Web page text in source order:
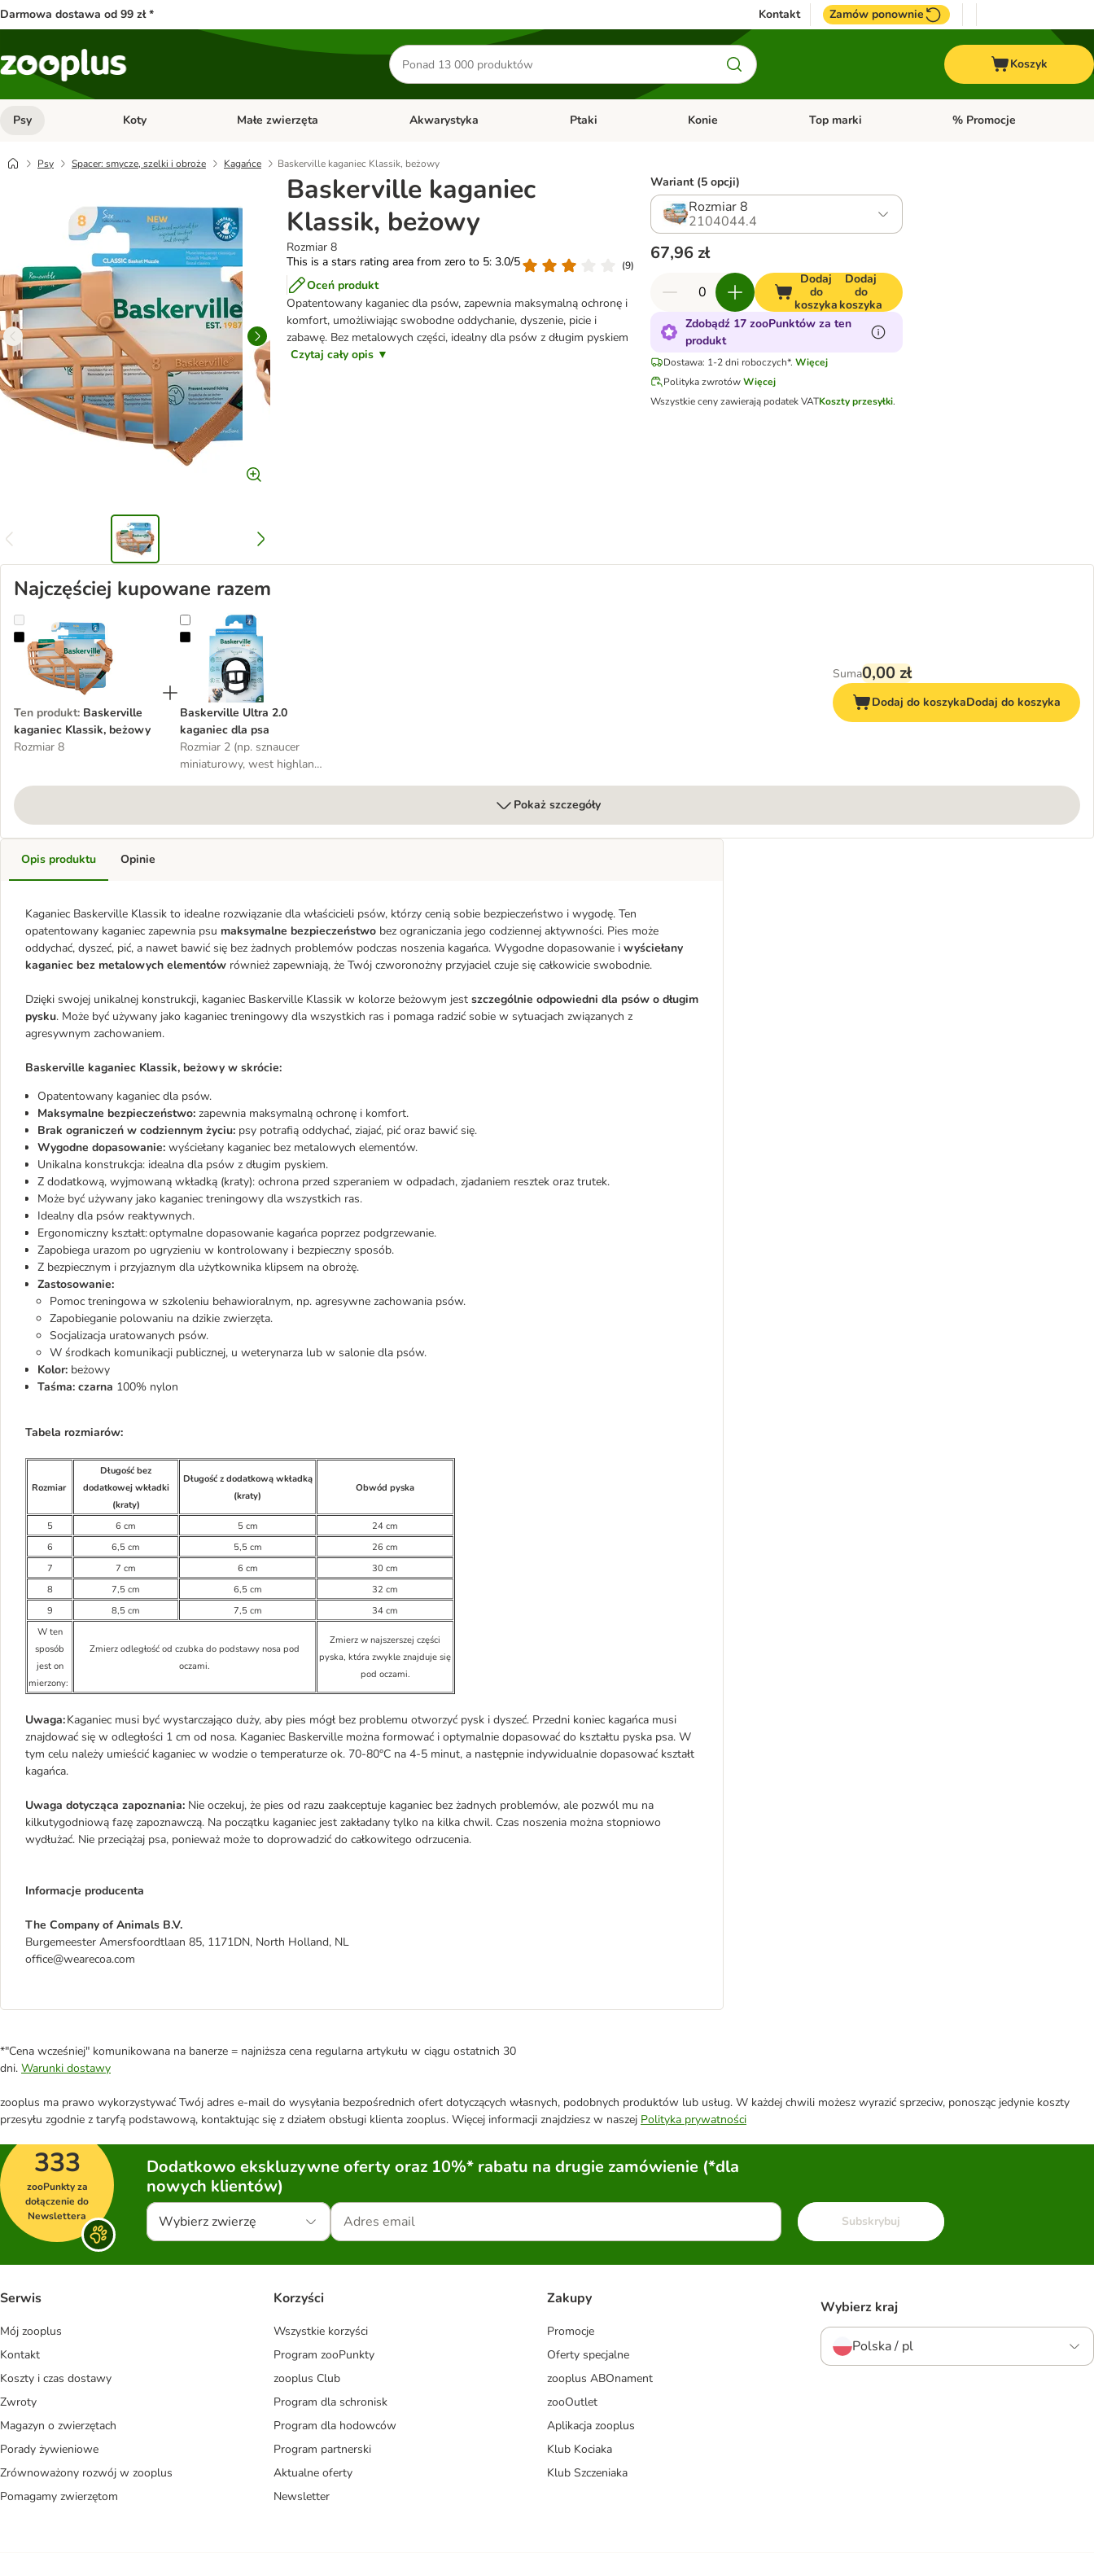
Darmowa dostawa od 99 zł * Kontakt Zamów ponownie
Szukaj
produktów
Koszyk
Psy Otwórz menu kategorii: Psy
Koty Otwórz menu kategorii: Koty
Małe zwierzęta Otwórz menu kategorii: Małe zwierzęta
Akwarystyka Otwórz menu kategorii: Akwarystyka
Ptaki Otwórz menu kategorii: Ptaki
Konie Otwórz menu kategorii: Konie
Top marki Otwórz menu kategorii: Top
% Promocje
Psy Spacer: smycze, szelki i obroże Kagańce Baskerville kaganiec Klassik, beżowy
Baskerville kaganiec
Klassik, beżowy
Rozmiar 8
This is a stars rating area from zero to 5: 3.0/5
(9)
Oceń produkt
Opatentowany kaganiec dla psów, zapewnia maksymalną ochronę i
komfort, umożliwiając swobodne oddychanie, dyszenie, picie i
zabawę. Bez metalowych części, idealny dla psów z długim pyskiem
Czytaj cały opis ▼
Wariant (5 opcji)
Rozmiar 8
2104044.4
67,96 zł
Dodaj
do
koszyka
Dodaj
do
koszyka
Zdobądź 17 zooPunktów za ten
produkt
Dostawa: 1-2 dni roboczych*. Więcej
Polityka zwrotówWięcej
Wszystkie ceny zawierają podatek VATKoszty przesyłki.
Najczęściej kupowane razem
Baskerville kaganiec Klassik, beżowy
Ten produkt: Baskerville
kaganiec Klassik, beżowy
Rozmiar 8
Baskerville Ultra 2.0 kaganiec dla psa
Baskerville Ultra 2.0
kaganiec dla psa
Rozmiar 2 (np. sznaucer
miniaturowy, west highland
Suma0,00 zł
Dodaj do koszykaDodaj do koszyka
Pokaż szczegóły
Opis produktu
Kaganiec Baskerville Klassik to idealne rozwiązanie dla właścicieli psów, którzy cenią sobie bezpieczeństwo i wygodę. Ten
opatentowany kaganiec zapewnia psu maksymalne bezpieczeństwo bez ograniczania jego codziennej aktywności. Pies może
oddychać, dyszeć, pić, a nawet bawić się bez żadnych problemów podczas noszenia kagańca. Wygodne dopasowanie i wyściełany
kaganiec bez metalowych elementów również zapewniają, że Twój czworonożny przyjaciel czuje się całkowicie swobodnie.
Dzięki swojej unikalnej konstrukcji, kaganiec Baskerville Klassik w kolorze beżowym jest szczególnie odpowiedni dla psów o długim
pysku. Może być używany jako kaganiec treningowy dla wszystkich ras i pomaga radzić sobie w sytuacjach związanych z
agresywnym zachowaniem.
Baskerville kaganiec Klassik, beżowy w skrócie:
Opatentowany kaganiec dla psów.
Maksymalne bezpieczeństwo: zapewnia maksymalną ochronę i komfort.
Brak ograniczeń w codziennym życiu: psy potrafią oddychać, ziajać, pić oraz bawić się.
Wygodne dopasowanie: wyściełany kaganiec bez metalowych elementów.
Unikalna konstrukcja: idealna dla psów z długim pyskiem.
Z dodatkową, wyjmowaną wkładką (kraty): ochrona przed szperaniem w odpadach, zjadaniem resztek oraz trutek.
Może być używany jako kaganiec treningowy dla wszystkich ras.
Idealny dla psów reaktywnych.
Ergonomiczny kształt: optymalne dopasowanie kagańca poprzez podgrzewanie.
Zapobiega urazom po ugryzieniu w kontrolowany i bezpieczny sposób.
Z bezpiecznym i przyjaznym dla użytkownika klipsem na obrożę.
Zastosowanie:
Pomoc treningowa w szkoleniu behawioralnym, np. agresywne zachowania psów.
Zapobieganie polowaniu na dzikie zwierzęta.
Socjalizacja uratowanych psów.
W środkach komunikacji publicznej, u weterynarza lub w salonie dla psów.
Kolor: beżowy
Taśma: czarna 100% nylon
Tabela rozmiarów:
Rozmiar
Długość bez
dodatkowej wkładki
(kraty)
Długość z dodatkową wkładką
(kraty)
Obwód pyska
5 6 cm 5 cm
24 cm
6
6,5 cm 5,5 cm
26 cm
7
7 cm 6 cm
30 cm
8
7,5 cm 6,5 cm
32 cm
9
8,5 cm 7,5 cm
34 cm
W ten
sposób
jest on
mierzony:
Zmierz odległość od czubka do podstawy nosa pod
oczami.
Zmierz w najszerszej części
pyska, która zwykle znajduje się
pod oczami.
Uwaga:Kaganiec musi być wystarczająco duży, aby pies mógł bez problemu otworzyć pysk i dyszeć. Przedni koniec kagańca musi
znajdować się w odległości 1 cm od nosa. Kaganiec Baskerville można formować i optymalnie dopasować do kształtu pyska psa. W
tym celu należy umieścić kaganiec w wodzie o temperaturze ok. 70-80°C na 4-5 minut, a następnie indywidualnie dopasować kształt
kagańca.
Uwaga dotycząca zapoznania: Nie oczekuj, że pies od razu zaakceptuje kaganiec bez żadnych problemów, ale pozwól mu na
kilkutygodniową fazę zapoznawczą. Na początku kaganiec jest zakładany tylko na kilka chwil. Czas noszenia można stopniowo
wydłużać. Nie przeciążaj psa, ponieważ może to doprowadzić do całkowitego odrzucenia.
Informacje producenta
The Company of Animals B.V.
Burgemeester Amersfoordtlaan 85, 1171DN, North Holland, NL
office@wearecoa.com
Opinie
*"Cena wcześniej" komunikowana na banerze = najniższa cena regularna artykułu w ciągu ostatnich 30
dni. Warunki dostawy
zooplus ma prawo wykorzystywać Twój adres e-mail do wysyłania bezpośrednich ofert dotyczących własnych, podobnych produktów lub usług. W każdej chwili możesz wyrazić sprzeciw, ponosząc jedynie koszty
przesyłu zgodnie z taryfą podstawową, kontaktując się z działem obsługi klienta zooplus. Więcej informacji znajdziesz w naszej Polityka prywatności
333
zooPunkty za
dołączenie do
Newslettera
Dodatkowo ekskluzywne oferty oraz 10%* rabatu na drugie zamówienie (*dla
nowych klientów)
Wybierz zwierzę Subskrybuj
Serwis
Mój zooplus
Kontakt
Koszty i czas dostawy
Zwroty
Magazyn o zwierzętach
Porady żywieniowe
Zrównoważony rozwój w zooplus
Pomagamy zwierzętom
Korzyści
Wszystkie korzyści
Program zooPunkty
zooplus Club
Program dla schronisk
Program dla hodowców
Program partnerski
Aktualne oferty
Newsletter
Zakupy
Promocje
Oferty specjalne
zooplus ABOnament
zooOutlet
Aplikacja zooplus
Klub Kociaka
Klub Szczeniaka
Wybierz kraj
Polska / pl